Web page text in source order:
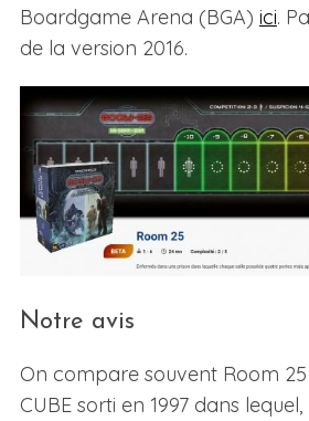
Boardgame Arena (BGA) ici.
de la version 2016.
Notre avis
On compare souvent Room
CUBE sorti en 1997 dans